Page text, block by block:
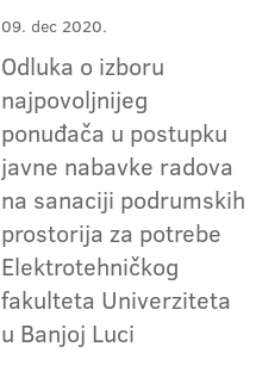
09. dec 2020.
Odluka o izboru
najpovoljnijeg
ponuđača u postupku
javne nabavke radova
na sanaciji podrumskih
prostorija za potrebe
Elektrotehničkog
fakulteta Univerziteta
u Banjoj Luci